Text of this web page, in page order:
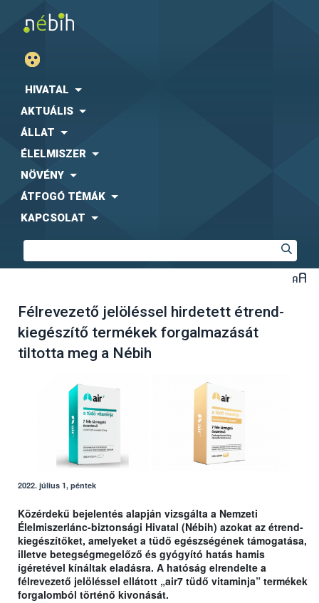
HIVATAL
AKTUÁLIS
ÁLLAT
ÉLELMISZER
NÖVÉNY
ÁTFOGÓ TÉMÁK
KAPCSOLAT
Félrevezető jelöléssel hirdetett étrend-
kiegészítő termékek forgalmazását
tiltotta meg a Nébih
2022. július 1, péntek
Közérdekű bejelentés alapján vizsgálta a Nemzeti
Élelmiszerlánc-biztonsági Hivatal (Nébih) azokat az étrend-
kiegészítőket, amelyeket a tüdő egészségének támogatása,
illetve betegségmegelőző és gyógyító hatás hamis
ígéretével kínáltak eladásra. A hatóság elrendelte a
félrevezető jelöléssel ellátott „air7 tüdő vitaminja” termékek
forgalomból történő kivonását.